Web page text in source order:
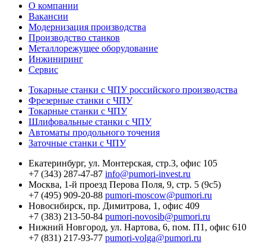
О компании
Вакансии
Модернизация производства
Производство станков
Металлорежущее оборудование
Инжиниринг
Сервис
Токарные станки с ЧПУ российского производства
Фрезерные станки с ЧПУ
Токарные станки с ЧПУ
Шлифовальные станки с ЧПУ
Автоматы продольного точения
Заточные станки с ЧПУ
Екатеринбург, ул. Монтерская, стр.3, офис 105
+7 (343) 287-47-87 info@pumori-invest.ru
Москва, 1-й проезд Перова Поля, 9, стр. 5 (9с5)
+7 (495) 909-20-88 pumori-moscow@pumori.ru
Новосибирск, пр. Димитрова, 1, офис 409
+7 (383) 213-50-84 pumori-novosib@pumori.ru
Нижний Новгород, ул. Нартова, 6, пом. П1, офис 610
+7 (831) 217-93-77 pumori-volga@pumori.ru